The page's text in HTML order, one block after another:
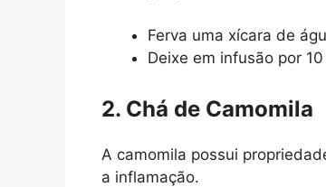
Ferva uma xícara de
Deixe em infusão por
2. Chá de Camomila
A camomila possui
a inflamação.